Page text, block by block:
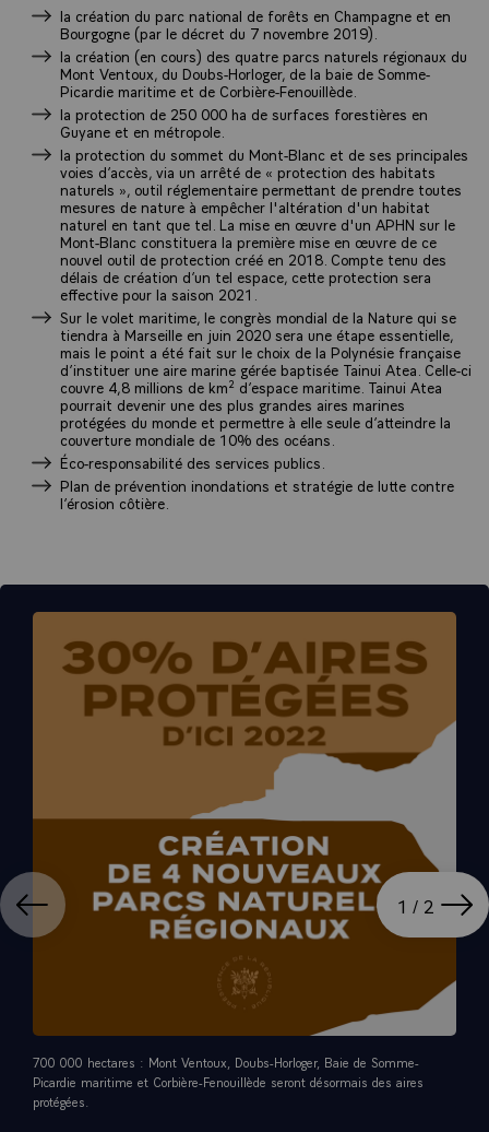
la création du parc national de forêts en Champagne et en
Bourgogne (par le décret du 7 novembre 2019).
la création (en cours) des quatre parcs naturels régionaux du
Mont Ventoux, du Doubs-Horloger, de la baie de Somme-
Picardie maritime et de Corbière-Fenouillède.
la protection de 250 000 ha de surfaces forestières en
Guyane et en métropole.
la protection du sommet du Mont-Blanc et de ses principales
voies d’accès, via un arrêté de « protection des habitats
naturels », outil réglementaire permettant de prendre toutes
mesures de nature à empêcher l'altération d'un habitat
naturel en tant que tel. La mise en œuvre d'un APHN sur le
Mont-Blanc constituera la première mise en œuvre de ce
nouvel outil de protection créé en 2018. Compte tenu des
délais de création d’un tel espace, cette protection sera
effective pour la saison 2021.
Sur le volet maritime, le congrès mondial de la Nature qui se
tiendra à Marseille en juin 2020 sera une étape essentielle,
mais le point a été fait sur le choix de la Polynésie française
d’instituer une aire marine gérée baptisée Tainui Atea. Celle-ci
couvre 4,8 millions de km² d’espace maritime. Tainui Atea
pourrait devenir une des plus grandes aires marines
protégées du monde et permettre à elle seule d’atteindre la
couverture mondiale de 10% des océans.
Éco-responsabilité des services publics.
Plan de prévention inondations et stratégie de lutte contre
l’érosion côtière.
700 000 hectares : Mont Ventoux, Doubs-Horloger, Baie de Somme-
Picardie maritime et Corbière-Fenouillède seront désormais des aires
protégées.
1 / 2